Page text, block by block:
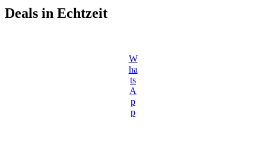
Deals in Echtzeit
W
ha
ts
A
p
p